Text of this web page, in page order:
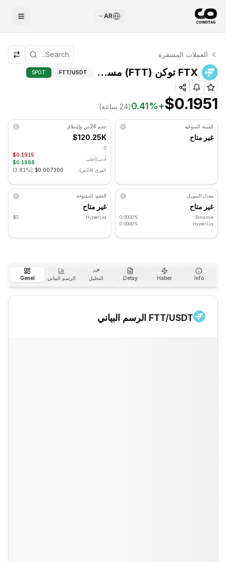
AR
التحليل الفني لـ FTX توكن
FTX توكن يتم تداوله حاليًا عند $0.1951. مؤشر RSI عند 40.59 في المنطقة المحايدة. الاتجاه اليومي هبوطي. مستوى الدعم الرئيسي: $0.192567, مستوى المقاومة: $0.200767.
العملات المشفرة
FTX توكن (FTT) مستويات الدعم والمقاومة FTT/USDT
SPOT
$0.1951
+
0.41% (24 ساعة)
القيمة السوقية
غير متاح
حجم 24س والنطاق
$120.25K
0
أدنى/أعلى:
$0.1915
$0.1988
الفرق (24س): $0.007300
(
3.81%
)
معدل التمويل
غير متاح
Binance:
0.0000%
HyperLiq:
0.0000%
العقود المفتوحة
غير متاح
HyperLiq:
$0
Genel الرسم البياني التحليل Detay Haber Info
FTT/USDT الرسم البياني